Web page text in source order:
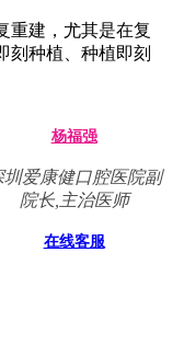
重建，尤其是在复
刻种植、种植即刻
杨福强
圳爱康健口腔医院副
院长,主治医师
在线客服